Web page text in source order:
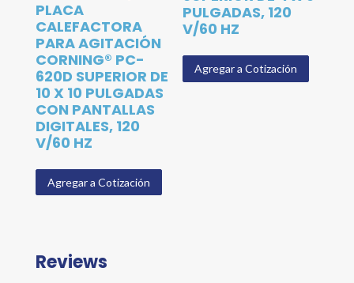
PLACA
CALEFACTORA
PARA AGITACIÓN
CORNING® PC-
620D SUPERIOR DE
10 X 10 PULGADAS
CON PANTALLAS
DIGITALES, 120
V/60 HZ
Agregar a Cotización
PULGADAS, 120
V/60 HZ
Agregar a Cotización
Reviews